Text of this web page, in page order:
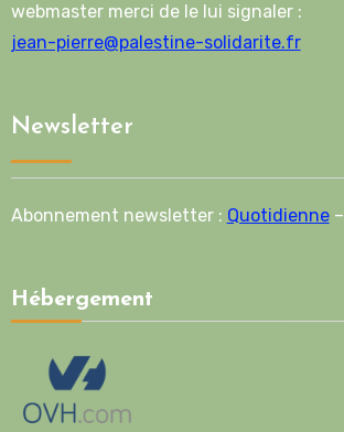
webmaster merci de le lui signaler :
jean-pierre@palestine-solidarite.fr
Newsletter
Abonnement newsletter : Quotidienne–
Hébergement